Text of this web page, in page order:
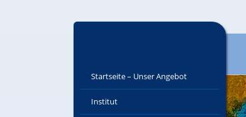
Startseite – Unser Angebot
Institut